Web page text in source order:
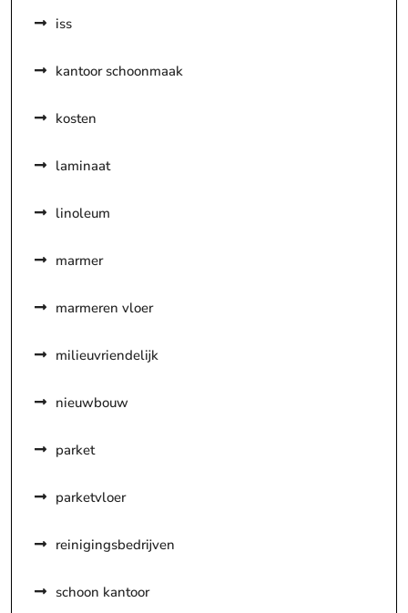
iss
kantoor schoonmaak
kosten
laminaat
linoleum
marmer
marmeren vloer
milieuvriendelijk
nieuwbouw
parket
parketvloer
reinigingsbedrijven
schoon kantoor